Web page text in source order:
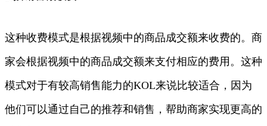
这种收费模式是根据视频中的商品成交额来收费的。商
家会根据视频中的商品成交额来支付相应的费用。这种
模式对于有较高销售能力的KOL来说比较适合，因为
他们可以通过自己的推荐和销售，帮助商家实现更高的